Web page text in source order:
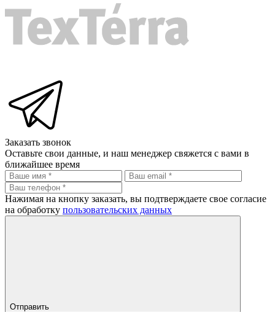
Заказать звонок
Оставьте свои данные, и наш менеджер свяжется с вами в
ближайшее время
Нажимая на кнопку заказать, вы подтверждаете свое согласие
на обработку пользовательских данных
Отправить